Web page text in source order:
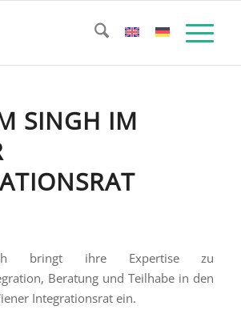
SINGH IM
bringt ihre Expertise zu
Beratung und Teilhabe in den
Integrationsrat ein.